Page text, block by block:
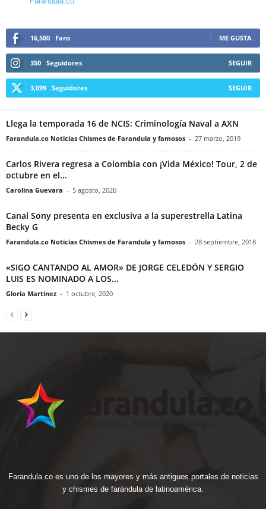
16,500 Fans ME GUSTA
350 Seguidores SEGUIR
3,099 Seguidores SEGUIR
Llega la temporada 16 de NCIS: Criminología Naval a AXN
Farandula.co Noticias Chismes de Farandula y famosos - 27 marzo, 2019
Carlos Rivera regresa a Colombia con ¡Vida México! Tour, 2 de
octubre en el...
Carolina Guevara - 5 agosto, 2026
Canal Sony presenta en exclusiva a la superestrella Latina
Becky G
Farandula.co Noticias Chismes de Farandula y famosos - 28 septiembre, 2018
«SIGO CANTANDO AL AMOR» DE JORGE CELEDÓN Y SERGIO
LUIS ES NOMINADO A LOS...
Gloria Martinez - 1 octubre, 2020
Farandula.co es uno de los mayores y más antiguos portales de noticias
y chismes de farándula de latinoamérica.